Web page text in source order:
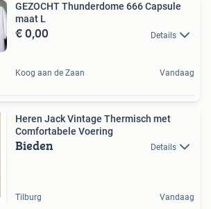
GEZOCHT Thunderdome 666 Capsule
maat L
€ 0,00 Details
Koog aan de Zaan Vandaag
Heren Jack Vintage Thermisch met
Comfortabele Voering
Bieden Details
Tilburg Vandaag